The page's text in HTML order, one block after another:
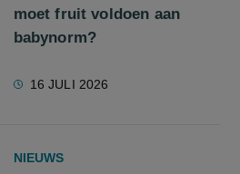
moet fruit voldoen aan
babynorm?
16 JULI 2026
NIEUWS